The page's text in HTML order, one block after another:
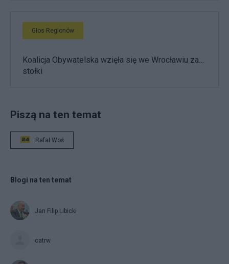
Głos Regionów
Koalicja Obywatelska wzięła się we Wrocławiu za…
stołki
Piszą na ten temat
Rafał Woś
Blogi na ten temat
Jan Filip Libicki
catrw